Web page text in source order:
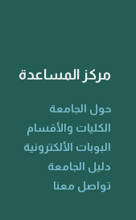
مركز المساعدة
حول الجامعة
الكليات والأقسام
البوبات الألكترونية
دليل الجامعة
تواصل معنا